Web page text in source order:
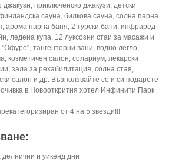
приключенско джакузи, детски
сауна, билкова сауна, солна парна
арома парна баня, 2 турски бани, инфраред
ледена купа, 12 луксозни стаи за масажи и
тангенторни вани, водно легло,
козметичен салон, солариум, лекарски
зала за рехабилитация, солна стая,
салон и др. Възползвайте се и си подарете
в Новооткрития хотел Инфинити Парк
от 4 на 5 звезди!!!
и уикенд дни